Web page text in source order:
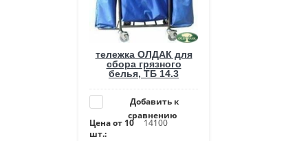
тележка ОЛДАК для
сбора грязного
белья, ТБ 14.3
Добавить к
сравнению
Цена от 10
шт.:
14100